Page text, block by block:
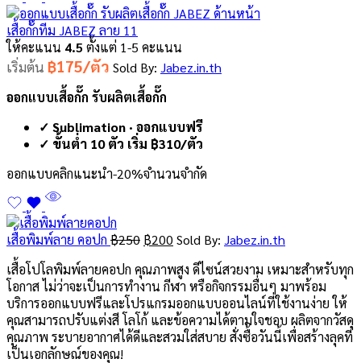
เสื้อกั๊กทีม JABEZ ลาย 11
ให้คะแนน 4.5 ตั้งแต่ 1-5 คะแนน
เริ่มต้น ฿175/ตัว Sold By: Jabez.in.th
ออกแบบเสื้อกั๊ก รับผลิตเสื้อกั๊ก
✓ Sublimation · ออกแบบฟรี
✓ ขั้นต่ำ 10 ตัว เริ่ม ฿310/ตัว
ออกแบบคลิกแนะนำ-20%จำนวนจำกัด
เสื้อพิมพ์ลาย คอปก ฿250 ฿200 Sold By: Jabez.in.th
เสื้อโปโลพิมพ์ลายคอปก คุณภาพสูง ดีไซน์สวยงาม เหมาะสำหรับทุก
โอกาส ไม่ว่าจะเป็นการทำงาน กีฬา หรือกิจกรรมอื่นๆ มาพร้อม
บริการออกแบบฟรีและโปรแกรมออกแบบออนไลน์ที่ใช้งานง่าย ให้
คุณสามารถปรับแต่งสี โลโก้ และข้อความได้ตามใจชอบ ผลิตจากวัสดุ
คุณภาพ ระบายอากาศได้ดีและสวมใส่สบาย สั่งซื้อวันนี้เพื่อสร้างลุคที่
เป็นเอกลักษณ์ของคุณ!